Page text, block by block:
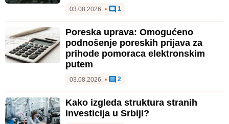
03.08.2026. • 1
Poreska uprava: Omogućeno
podnošenje poreskih prijava za
prihode pomoraca elektronskim
putem
03.08.2026. • 2
Kako izgleda struktura stranih
investicija u Srbiji?